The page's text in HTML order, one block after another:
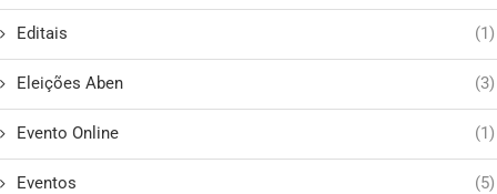
Editais (1)
Eleições Aben (3)
Evento Online (1)
Eventos (5)